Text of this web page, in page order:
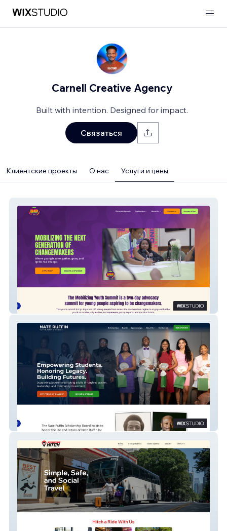
Carnell Creative Agency
Built with intention. Designed for impact.
Связаться
Клиентские проекты О нас Услуги и цены
MYSummit
Nate Ruffin